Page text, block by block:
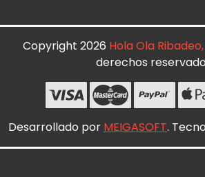
Copyright 2026 Hola Ola Ribadeo,
derechos
Desarrollado por MEIGASOFT.